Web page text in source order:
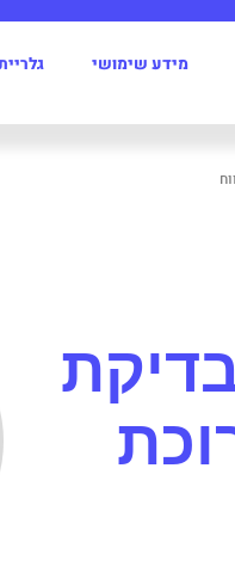
מידע‭ ‬שימושי